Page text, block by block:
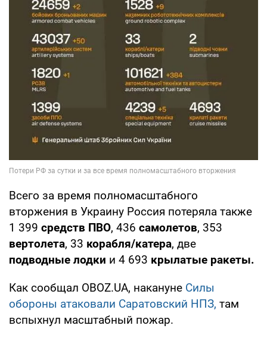
Всего за время полномасштабного
вторжения в Украину Россия потеряла также
1 399 средств ПВО, 436 самолетов, 353
вертолета, 33 корабля/катера, две
подводные лодки и 4 693 крылатые ракеты.
Как сообщал OBOZ.UA, накануне Силы
обороны атаковали Саратовский НПЗ, там
вспыхнул масштабный пожар.